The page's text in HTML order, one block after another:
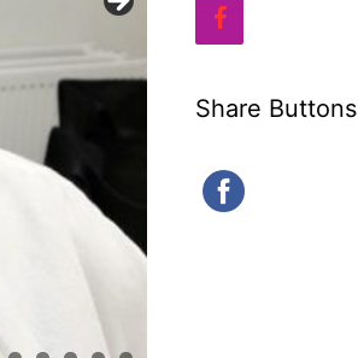
Share Buttons